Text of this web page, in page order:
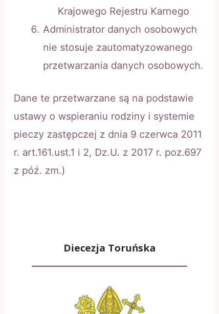
Krajowego Rejestru Karnego
Administrator danych osobowych
nie stosuje zautomatyzowanego
przetwarzania danych osobowych.
Dane te przetwarzane są na podstawie
ustawy o wspieraniu rodziny i systemie
pieczy zastępczej z dnia 9 czerwca 2011
r. art.161.ust.1 i 2, Dz.U. z 2017 r. poz.697
z póź. zm.)
Diecezja Toruńska